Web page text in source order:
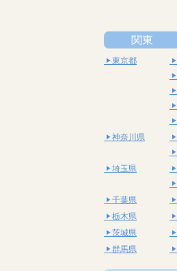
関東
東京都
神奈川県
埼玉県
千葉県
栃木県
茨城県
群馬県